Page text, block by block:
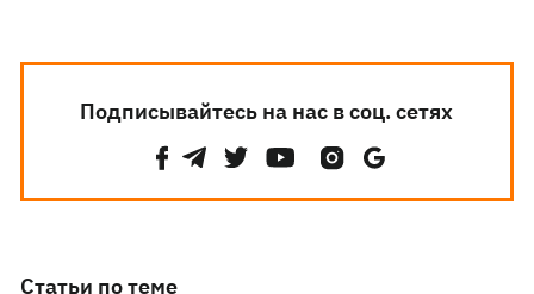
Подписывайтесь на нас в соц. сетях
Статьи по теме